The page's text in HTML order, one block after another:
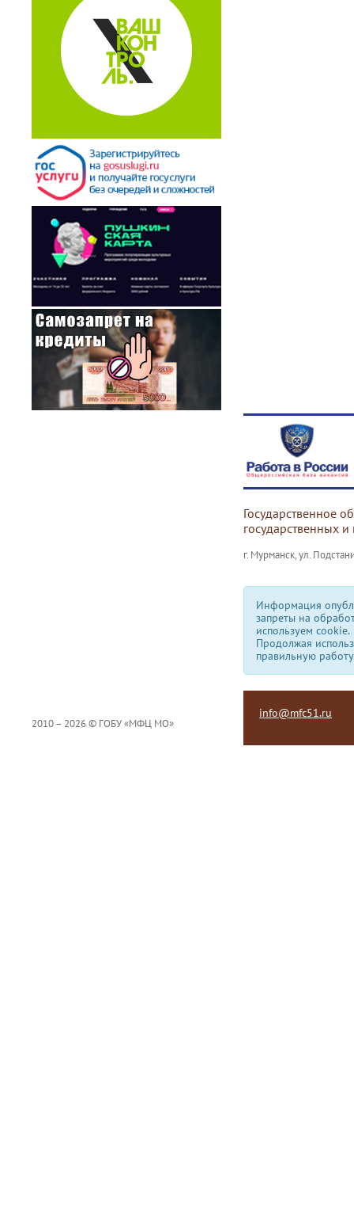
Государственное
государственных
г. Мурманск, ул.
Информация
запреты на
используем сookie.
Продолжая
правильную
2010 – 2026 © ГОБУ «МФЦ МО»
info@mfc51.ru